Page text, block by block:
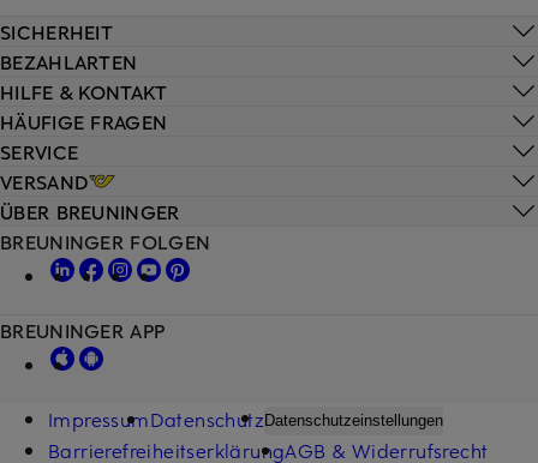
HILFE & KONTAKT
HÄUFIGE FRAGEN
SERVICE
VERSAND
SICHERHEIT
BEZAHLARTEN
ÜBER BREUNINGER
BREUNINGER FOLGEN
BREUNINGER APP
ImpressumDatenschutz Datenschutzeinstellungen
BarrierefreiheitserklärungAGB & Widerrufsrecht